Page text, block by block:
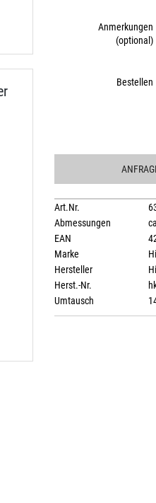
Anmerkungen
(optional)
Bestellen
Art.Nr.
Abmessungen
EAN
Marke
Hersteller
Herst.-Nr.
Umtausch